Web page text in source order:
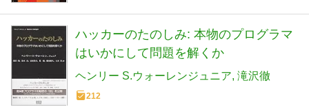
ハッカーのたのしみ: 本物のプログラマ
はいかにして問題を解くか
ヘンリー S.ウォーレンジュニア 滝沢徹
212